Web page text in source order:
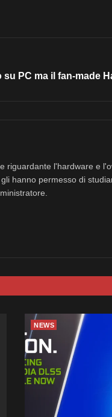
su PC ma il fan-made
riguardante l'hardware e
hanno permesso di
NEWS